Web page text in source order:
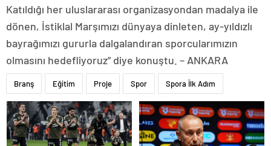
Katıldığı her uluslararası organizasyondan madalya ile
dönen, İstiklal Marşımızı dünyaya dinleten, ay-yıldızlı
bayrağımızı gururla dalgalandıran sporcularımızın
olmasını hedefliyoruz” diye konuştu. – ANKARA
Branş Eğitim Proje Spor Spora İlk Adım